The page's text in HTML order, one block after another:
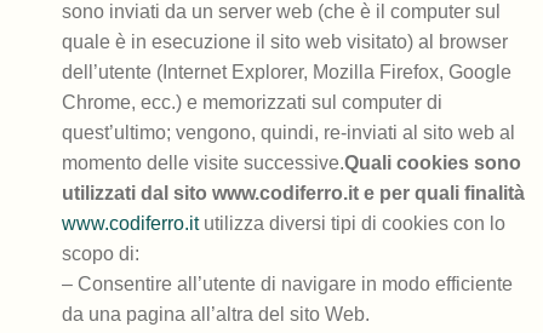
sono inviati da un server web (che è il computer sul
quale è in esecuzione il sito web visitato) al browser
dell’utente (Internet Explorer, Mozilla Firefox, Google
Chrome, ecc.) e memorizzati sul computer di
quest’ultimo; vengono, quindi, re-inviati al sito web al
momento delle visite successive.Quali cookies sono
utilizzati dal sito www.codiferro.it e per quali finalità
www.codiferro.itutilizza diversi tipi di cookies con lo
scopo di:
– Consentire all’utente di navigare in modo efficiente
da una pagina all’altra del sito Web.